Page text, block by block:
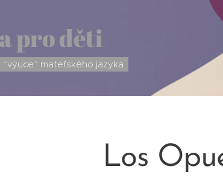
pro děti
mateřského jazyka
Los